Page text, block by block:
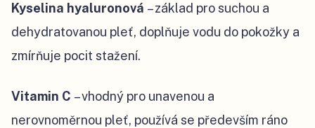
Kyselina hyaluronová – základ pro suchou a
dehydratovanou pleť, doplňuje vodu do pokožky a
zmírňuje pocit stažení.
Vitamin C – vhodný pro unavenou a
nerovnoměrnou pleť, používá se především ráno